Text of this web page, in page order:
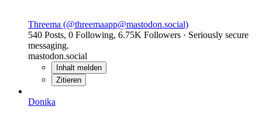
Threema (@threemaapp@mastodon.social)
540 Posts, 0 Following, 6.75K Followers · Seriously secure
messaging.
mastodon.social
Inhalt melden
Zitieren
Donika